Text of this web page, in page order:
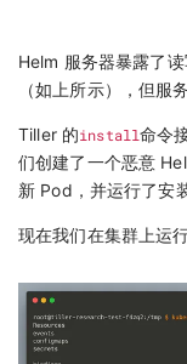
Helm 服务器暴露了
（如上所示），但服
Tiller 的install命令
们创建了一个恶意
新 Pod，并运行了安
现在我们在集群上运